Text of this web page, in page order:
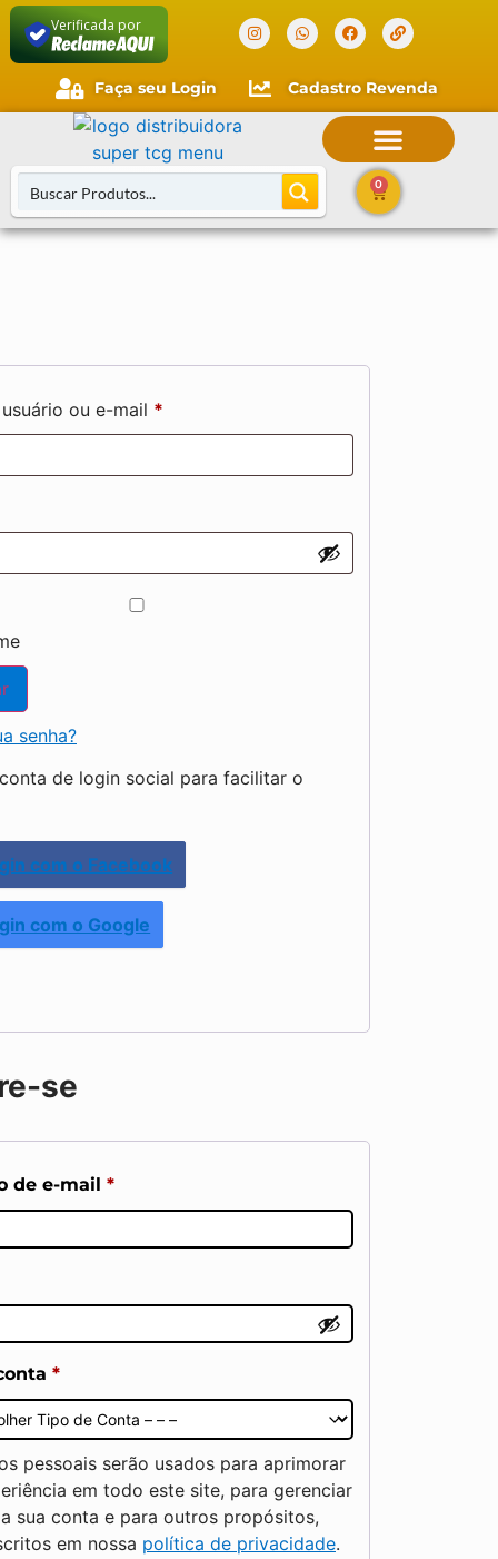
Verificada por
Faça seu Login Cadastro Revenda
0
ou e-mail *
senha?
de login social para facilitar o
com o Facebook
com o Google
se
de e-mail *
*
pessoais serão usados para aprimorar
em todo este site, para gerenciar
sua conta e para outros propósitos,
em nossa política de privacidade.